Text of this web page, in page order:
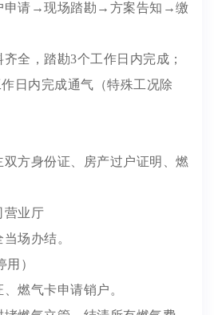
申请→现场踏勘→方案告知→缴
全，踏勘3个工作日内完成；
日内完成通气（特殊工况除
双方身份证、房产过户证明、燃
营业厅
场办结。
）
燃气卡申请销户。